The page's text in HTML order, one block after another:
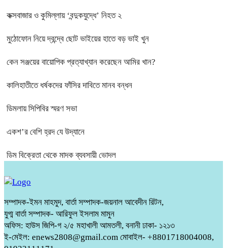
কক্সবাজার ও কুমিল্লায় ‘বন্দুকযুদ্ধে’ নিহত ২
মুঠোফোন নিয়ে দ্বন্দ্বে ছোট ভাইয়ের হাতে বড় ভাই খুন
কেন সঞ্জয়ের বায়োপিক প্রত্যাখ্যান করেছেন আমির খান?
কালিহাতীতে ধর্ষকদের ফাঁসির দাবিতে মানব বন্ধন
ডিমলায় সিপিবির স্মরণ সভা
একশ’র বেশি হ্রদ যে উদ্যানে
ডিম বিক্রেতা থেকে মাদক ব্যবসায়ী ভোদল
সম্পাদক-ইমন মাহমুদ, বার্তা সম্পাদক-জয়নাল আবেদীন রিটন,
যুগ্ম বার্তা সম্পাদক- আরিফুল ইসলাম মামুন
অফিস: হাউস জিপি-গ ২/৫ মহাখালী আমতলী, বনানী ঢাকা- ১২১৩
ই-মেইল: enews2808@gmail.com মোবাইল- +8801718004008,